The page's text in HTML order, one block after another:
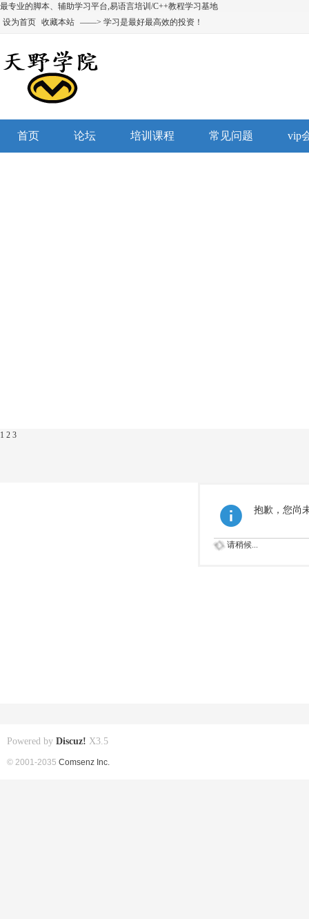
最专业的脚本、辅助学习平台,易语言培训/C++教程学习基地
设为首页 收藏本站 ——> 学习是最好最高效的投资！
首页 论坛 培训课程 常见问题 vip
1 2 3
抱歉，您尚
请稍候...
Powered by Discuz! X3.5
© 2001-2035 Comsenz Inc.